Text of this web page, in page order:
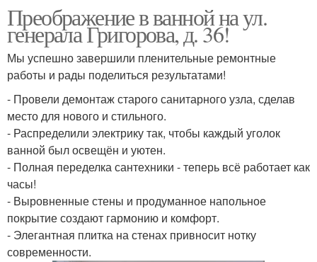
Преображение в ванной на ул.
генерала Григорова, д. 36!
Мы успешно завершили пленительные ремонтные
работы и рады поделиться результатами!
- Провели демонтаж старого санитарного узла, сделав
место для нового и стильного.
- Распределили электрику так, чтобы каждый уголок
ванной был освещён и уютен.
- Полная переделка сантехники - теперь всё работает как
часы!
- Выровненные стены и продуманное напольное
покрытие создают гармонию и комфорт.
- Элегантная плитка на стенах привносит нотку
современности.